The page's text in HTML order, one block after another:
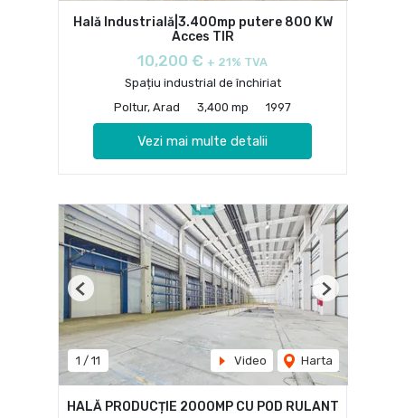
Hală Industrială|3.400mp putere 800 KW
Acces TIR
10,200 € + 21% TVA
Spațiu industrial de închiriat
Poltur, Arad
3,400 mp 1997
Vezi mai multe detalii
1 / 11 Video Harta
Previous Next
HALĂ PRODUCȚIE 2000MP CU POD RULANT